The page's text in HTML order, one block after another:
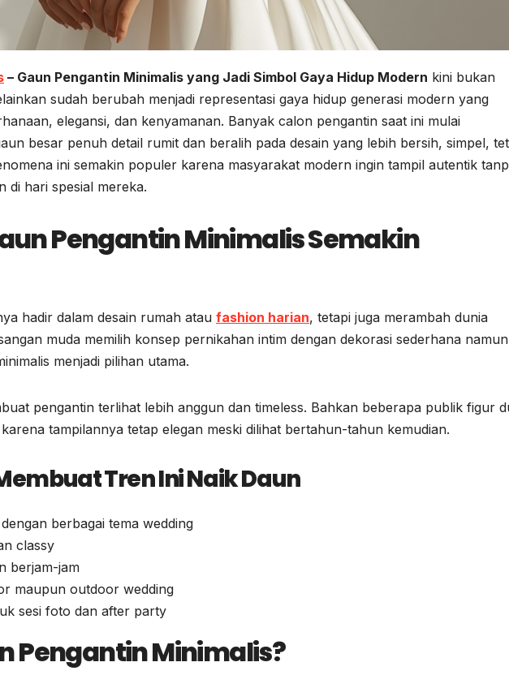
– Gaun Pengantin Minimalis yang Jadi Simbol Gaya Hidup Modern kini bukan
sudah berubah menjadi representasi gaya hidup generasi modern yang
elegansi, dan kenyamanan. Banyak calon pengantin saat ini mulai
besar penuh detail rumit dan beralih pada desain yang lebih bersih, simpel,
ini semakin populer karena masyarakat modern ingin tampil autentik
di hari spesial mereka.
Pengantin Minimalis Semakin
hadir dalam desain rumah atau fashion harian, tetapi juga merambah dunia
muda memilih konsep pernikahan intim dengan dekorasi sederhana namun
menjadi pilihan utama.
pengantin terlihat lebih anggun dan timeless. Bahkan beberapa publik figur
tampilannya tetap elegan meski dilihat bertahun-tahun kemudian.
Tren Ini Naik Daun
berbagai tema wedding
classy
berjam-jam
maupun outdoor wedding
sesi foto dan after party
Pengantin Minimalis?